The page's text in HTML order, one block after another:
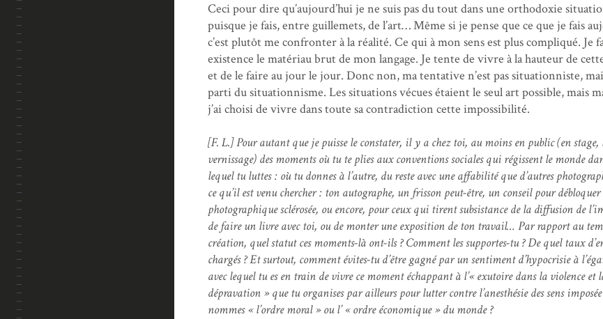
Ceci pour dire qu’aujourd’hui je ne suis pas du tout dans une orthodoxie
puisque je fais, entre guillemets, de l’art… Même si je pense que ce que je fais
c’est plutôt me confronter à la réalité. Ce qui à mon sens est plus compliqué. Je
existence le matériau brut de mon langage. Je tente de vivre à la hauteur de
et de le faire au jour le jour. Donc non, ma tentative n’est pas situationniste,
parti du situationnisme. Les situations vécues étaient le seul art possible, mais
j’ai choisi de vivre dans toute sa contradiction cette impossibilité.
[F. L.] Pour autant que je puisse le constater, il y a chez toi, au moins en public (en stage,
vernissage) des moments où tu te plies aux conventions sociales qui régissent le monde
lequel tu luttes : où tu donnes à l’autre, du reste avec une affabilité que d’autres
ce qu’il est venu chercher : ton autographe, un frisson peut-être, un conseil pour
photographique sclérosée, ou encore, pour ceux qui tirent subsistance de la diffusion de
de faire un livre avec toi, ou de monter une exposition de ton travail… Par rapport au
création, quel statut ces moments-là ont-ils ? Comment les supportes-tu ? De quel taux
chargés ? Et surtout, comment évites-tu d’être gagné par un sentiment d’hypocrisie à
avec lequel tu es en train de vivre ce moment échappant à l’« exutoire dans la violence et
dépravation » que tu organises par ailleurs pour lutter contre l’anesthésie des sens
nommes « l’ordre moral » ou l’ « ordre économique » du monde ?